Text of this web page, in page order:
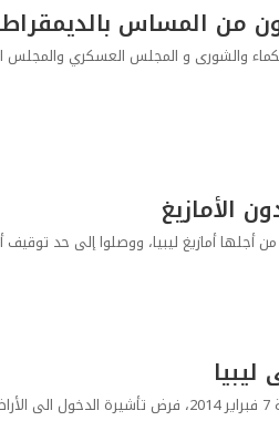
من المساس
ﻭﺍﻟﺸﻮﺭﻯ ﻭ ﺍﻟﻤﺠﻠﺲ ﺍﻟﻌﺴﻜﺮﻱ ﻭﺍﻟﻤﺠﻠﺲ
الأمازيغ
أجلها أمازيغ ليبيا، ووصلوا إلى حد